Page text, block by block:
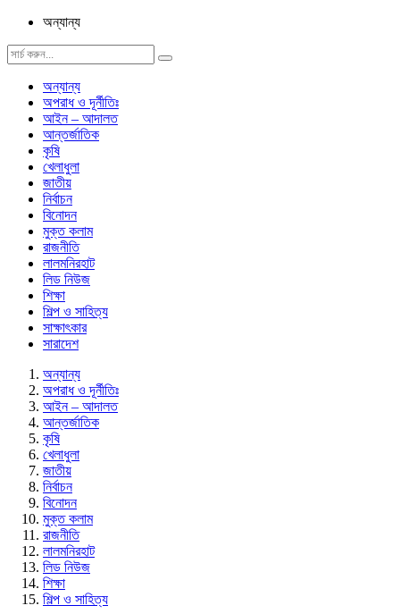
অন্যান্য
অন্যান্য
অপরাধ ও দূর্নীতিঃ
আইন – আদালত
আন্তর্জাতিক
কৃষি
খেলাধুলা
জাতীয়
নির্বাচন
বিনোদন
মুক্ত কলাম
রাজনীতি
লালমনিরহাট
লিড নিউজ
শিক্ষা
শিল্প ও সাহিত্য
সাক্ষাৎকার
সারাদেশ
অন্যান্য
অপরাধ ও দূর্নীতিঃ
আইন – আদালত
আন্তর্জাতিক
কৃষি
খেলাধুলা
জাতীয়
নির্বাচন
বিনোদন
মুক্ত কলাম
রাজনীতি
লালমনিরহাট
লিড নিউজ
শিক্ষা
শিল্প ও সাহিত্য